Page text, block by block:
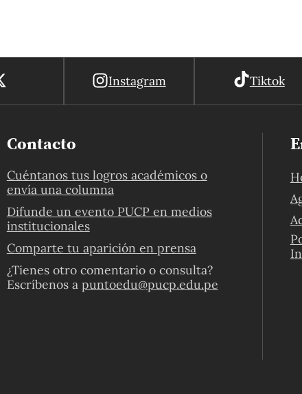
Instagram Tiktok
Contacto
Cuéntanos tus logros académicos o
envía una columna
Difunde un evento PUCP en medios
institucionales
Comparte tu aparición en prensa
¿Tienes otro comentario o consulta?
Escríbenos a puntoedu@pucp.edu.pe